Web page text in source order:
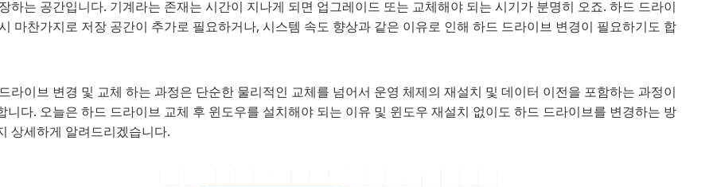
하는 공간입니다. 기계라는 존재는 시간이 지나게 되면 업그레이드 또는 교체해야 되는 시기가 분명히 오죠. 하드 드라이
마찬가지로 저장 공간이 추가로 필요하거나, 시스템 속도 향상과 같은 이유로 인해 하드 드라이브 변경이 필요하기도 합
라이브 변경 및 교체 하는 과정은 단순한 물리적인 교체를 넘어서 운영 체제의 재설치 및 데이터 이전을 포함하는 과정이
니다. 오늘은 하드 드라이브 교체 후 윈도우를 설치해야 되는 이유 및 윈도우 재설치 없이도 하드 드라이브를 변경하는 방
상세하게 알려드리겠습니다.